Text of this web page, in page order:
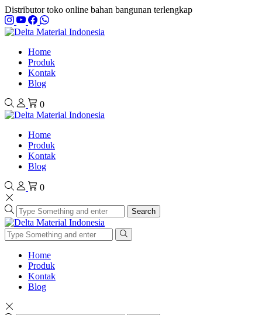
Distributor toko online bahan bangunan terlengkap
Home
Produk
Kontak
Blog
0
Home
Produk
Kontak
Blog
0
Search
Home
Produk
Kontak
Blog